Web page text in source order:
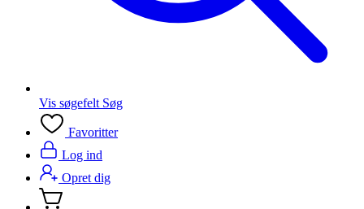
Vis søgefelt Søg
Favoritter
Log ind
Opret dig